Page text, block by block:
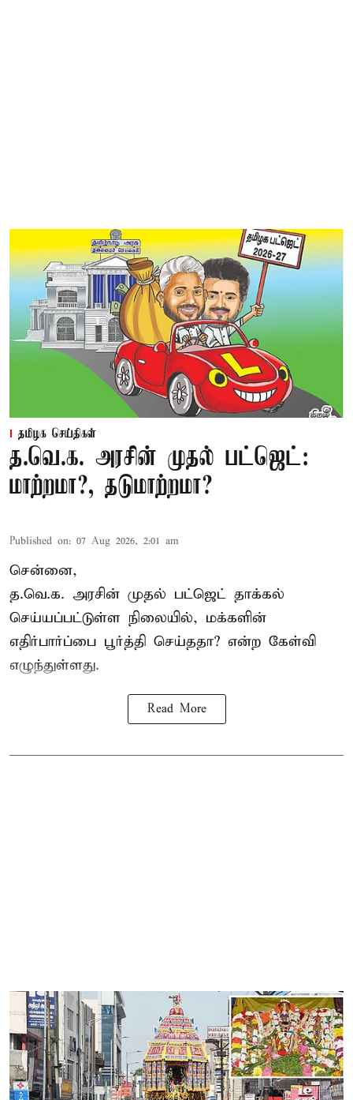
தமிழக செய்திகள்
த.வெ.க. அரசின் முதல் பட்ஜெட்:
மாற்றமா?, தடுமாற்றமா?
Published on: 07 Aug 2026, 2:01 am
சென்னை,
த.வெ.க. அரசின் முதல் பட்ஜெட் தாக்கல்
செய்யப்பட்டுள்ள நிலையில், மக்களின்
எதிர்பார்ப்பை பூர்த்தி செய்ததா? என்ற கேள்வி
எழுந்துள்ளது.
Read More